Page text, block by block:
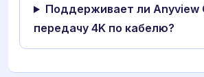
Поддерживает ли Anyview
передачу 4K по кабелю?